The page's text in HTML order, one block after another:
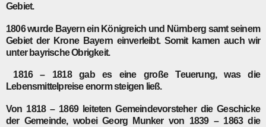
Gebiet.
1806wurde Bayern ein Königreich und Nürnberg samt seinem
Gebiet der Krone Bayern einverleibt. Somit kamen auch wir
unter bayrische Obrigkeit.
1816 – 1818gab es eine große Teuerung, was die
Lebensmittelpreise enorm steigen ließ.
Von 1818 – 1869 leiteten Gemeindevorsteher die Geschicke
der Gemeinde, wobei Georg Munker von 1839 – 1863 die